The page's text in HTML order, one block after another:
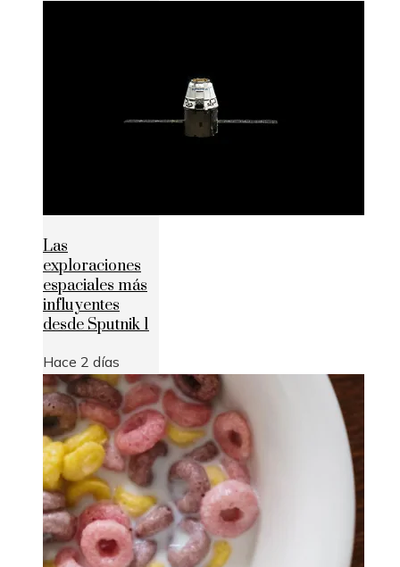
Las
exploraciones
espaciales más
influyentes
desde Sputnik 1
Hace 2 días